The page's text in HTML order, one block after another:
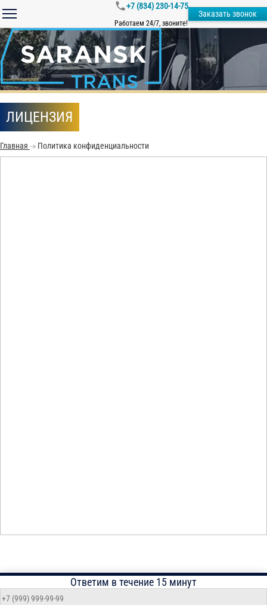
+7 (834) 230-14-75
Работаем 24/7, звоните!
Заказать звонок
ЛИЦЕНЗИЯ
Главная Политика конфиденциальности
Ответим в течение 15 минут